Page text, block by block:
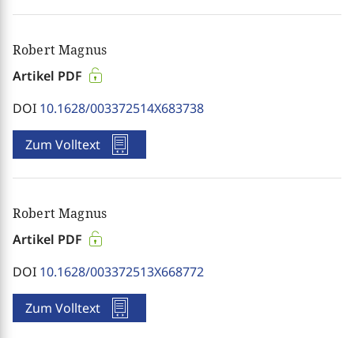
Robert Magnus
Artikel PDF
DOI 10.1628/003372514X683738
Zum Volltext
Robert Magnus
Artikel PDF
DOI 10.1628/003372513X668772
Zum Volltext